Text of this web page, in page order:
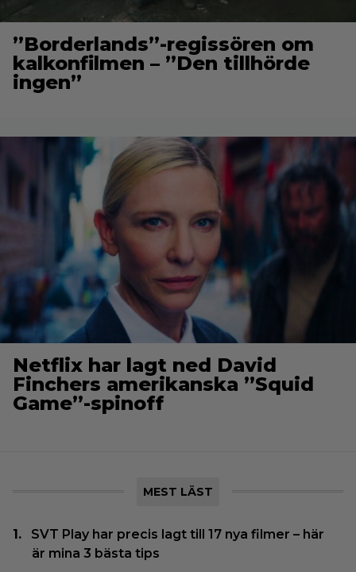
”Borderlands”-regissören om
kalkonfilmen – ”Den tillhörde
ingen”
Netflix har lagt ned David
Finchers amerikanska ”Squid
Game”-spinoff
MEST LÄST
SVT Play har precis lagt till 17 nya filmer – här
är mina 3 bästa tips